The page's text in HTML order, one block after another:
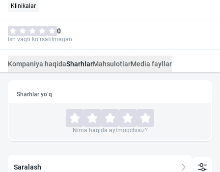
Klinikalar
0
Ish vaqti ko‘rsatilmagan
Kompaniya haqidaSharhlarMahsulotlarMedia fayllar
Sharhlar yo‘q
Nima haqida aytmoqchisiz?
Saralash